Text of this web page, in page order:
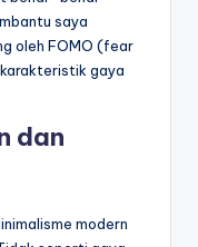
saya
oleh FOMO (fear
gaya
dan
modern